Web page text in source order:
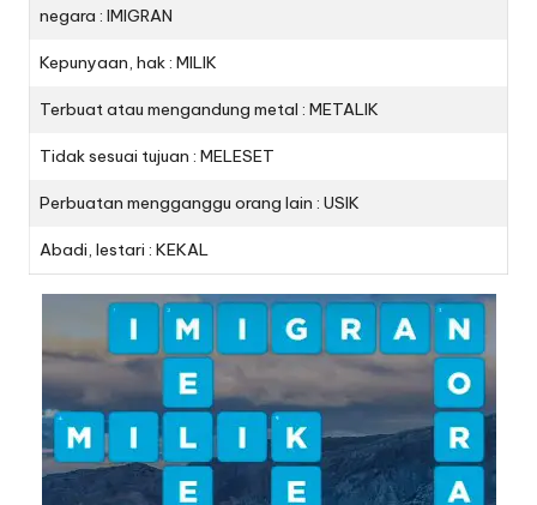
negara : IMIGRAN
Kepunyaan, hak : MILIK
Terbuat atau mengandung metal : METALIK
Tidak sesuai tujuan : MELESET
Perbuatan mengganggu orang lain : USIK
Abadi, lestari : KEKAL